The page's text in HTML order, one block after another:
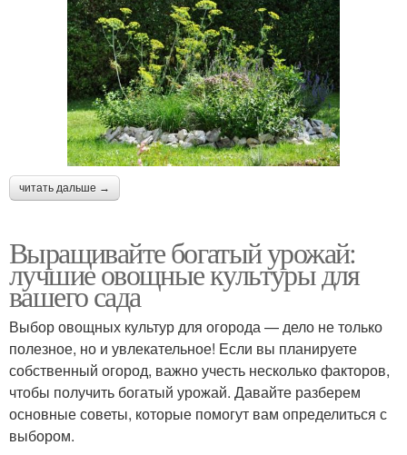
читать дальше →
Выращивайте богатый урожай:
лучшие овощные культуры для
вашего сада
Выбор овощных культур для огорода — дело не только
полезное, но и увлекательное! Если вы планируете
собственный огород, важно учесть несколько факторов,
чтобы получить богатый урожай. Давайте разберем
основные советы, которые помогут вам определиться с
выбором.